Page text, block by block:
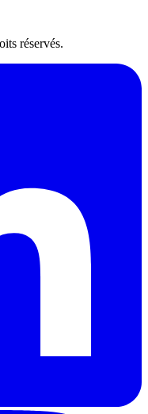
réservés.